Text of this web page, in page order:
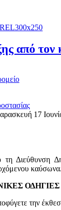
από
17
τη Διεύθυνση
καύσωνα.
την